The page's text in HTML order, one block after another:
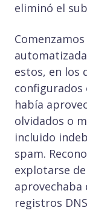
eliminó el
estos, en los
había
olvidados o
incluido
spam.
explotarse
aprovechaba
registros